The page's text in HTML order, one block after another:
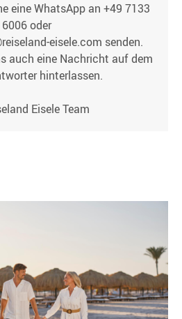
eine WhatsApp an +49 7133
6006 oder
eisele.com senden.
auch eine Nachricht auf dem
hinterlassen.
Eisele Team